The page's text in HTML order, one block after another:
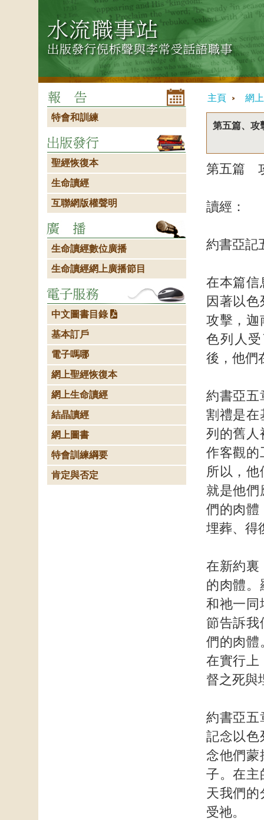
主頁 網
第五篇、攻
第五篇
讀經：
約書亞記
在本篇信
因著以
攻擊，迦
色列人
後，他們
約書亞五
割禮是在
列的舊人
作客觀的
所以，
就是他們
們的肉體
埋葬、得
在新約裏
的肉體。
和祂一同
節告訴我
們的肉體
在實行上
督之死與
約書亞五
記念以色
念他們蒙
子。在主
天我們的
受祂。
特會和訓練
聖經恢復本
生命讀經
互聯網版權聲明
生命讀經數位廣播
生命讀經網上廣播節目
中文圖書目錄
基本訂戶
電子嗎哪
網上聖經恢復本
網上生命讀經
結晶讀經
網上圖書
特會訓練綱要
肯定與否定